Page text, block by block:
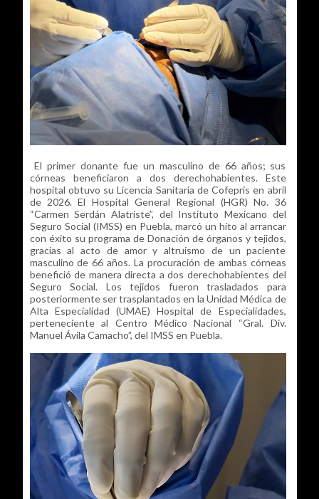
El primer donante fue un masculino de 66 años; sus
córneas beneficiaron a dos derechohabientes. Este
hospital obtuvo su Licencia Sanitaria de Cofepris en abril
de 2026. El Hospital General Regional (HGR) No. 36
“Carmen Serdán Alatriste”, del Instituto Mexicano del
Seguro Social (IMSS) en Puebla, marcó un hito al arrancar
con éxito su programa de Donación de órganos y tejidos,
gracias al acto de amor y altruismo de un paciente
masculino de 66 años. La procuración de ambas córneas
benefició de manera directa a dos derechohabientes del
Seguro Social. Los tejidos fueron trasladados para
posteriormente ser trasplantados en la Unidad Médica de
Alta Especialidad (UMAE) Hospital de Especialidades,
perteneciente al Centro Médico Nacional “Gral. Div.
Manuel Ávila Camacho”, del IMSS en Puebla.